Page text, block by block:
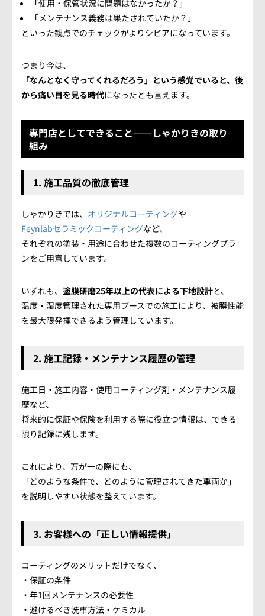
「使用・保管状況に問題はなかったか？」
「メンテナンス義務は果たされていたか？」
といった観点でのチェックがよりシビアになっています。
つまり今は、
「なんとなく守ってくれるだろう」という感覚でいると、後
から痛い目を見る時代になったとも言えます。
専門店としてできること――しゃかりきの取り
組み
1. 施工品質の徹底管理
しゃかりきでは、 オリジナルコーティングや
Feynlabセラミックコーティングなど、
それぞれの塗装・用途に合わせた複数のコーティングプラ
ンをご用意しています。
いずれも、 塗膜研磨25年以上の代表による下地設計と、
温度・湿度管理された専用ブースでの施工により、被膜性能
を最大限発揮できるよう管理しています。
2. 施工記録・メンテナンス履歴の管理
施工日・施工内容・使用コーティング剤・メンテナンス履
歴など、
将来的に保証や保険を利用する際に役立つ情報は、できる
限り記録に残します。
これにより、万が一の際にも、
「どのような条件で、どのように管理されてきた車両か」
を説明しやすい状態を整えています。
3. お客様への「正しい情報提供」
コーティングのメリットだけでなく、
・保証の条件
・年1回メンテナンスの必要性
・避けるべき洗車方法・ケミカル